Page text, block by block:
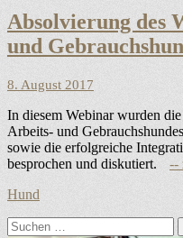
Absolvierung des
und
Veröffentlicht
8. August 2017
In diesem Webinar wurden
Arbeits- und
sowie die erfolgreiche
besprochen und diskutiert.
Kategorien
Hund
Suchen